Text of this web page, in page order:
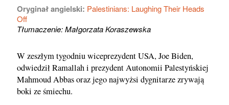
Oryginał angielski: Palestinians: Laughing Their Heads
Off
Tłumaczenie: Małgorzata Koraszewska
W zeszłym tygodniu wiceprezydent USA, Joe Biden,
odwiedził Ramallah i prezydent Autonomii Palestyńskiej
Mahmoud Abbas oraz jego najwyżsi dygnitarze zrywają
boki ze śmiechu.